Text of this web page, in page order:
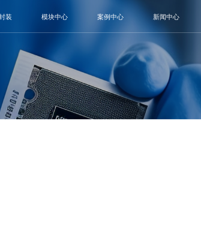
装 模块中心 案例中心 新闻中心